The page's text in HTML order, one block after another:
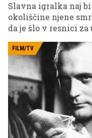
Slavna igralka naj
okoliščine njene
da je šlo v resnici za
FILM/TV